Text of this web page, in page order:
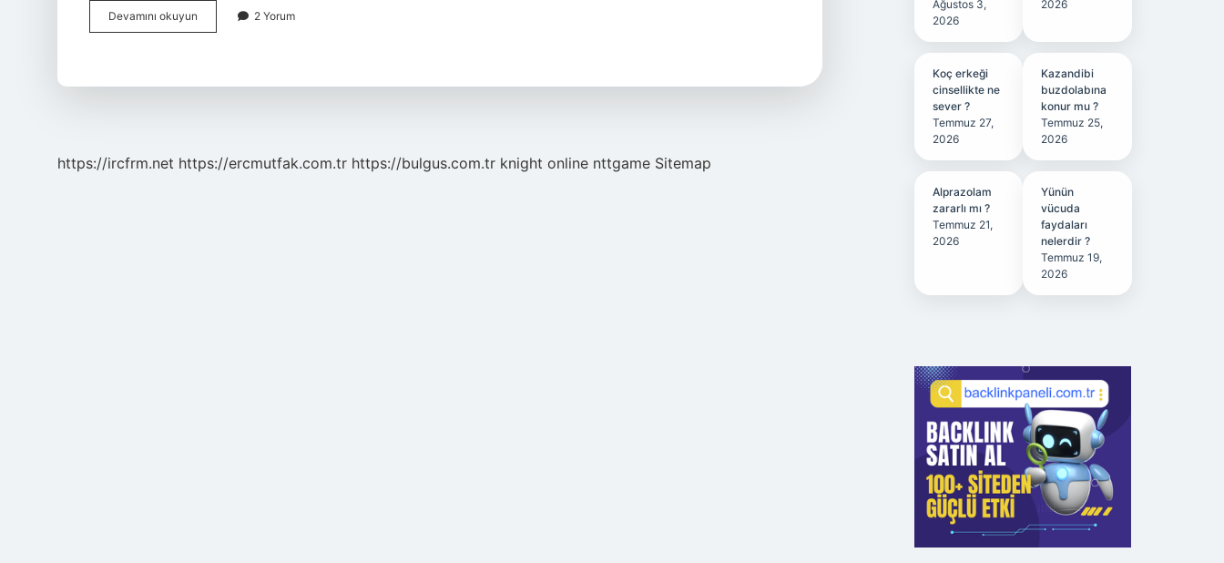
Devamını okuyun
Gelişim
2 Yorum
https://ircfrm.net https://ercmutfak.com.tr https://bulgus.com.tr knight online nttgame Sitemap
Ağustos 3,
2026
2026
Koç erkeği
cinsellikte ne
sever ?
Temmuz 27,
2026
Kazandibi
buzdolabına
konur mu ?
Temmuz 25,
2026
Alprazolam
zararlı mı ?
Temmuz 21,
2026
Yünün
vücuda
faydaları
nelerdir ?
Temmuz 19,
2026